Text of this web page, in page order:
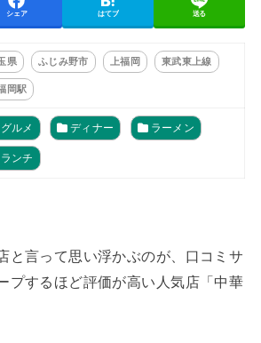
シェア はてブ 送る
県 ふじみ野市 上福岡 東武東上線
岡駅
グルメ ディナー ラーメン
ランチ
と言って思い浮かぶのが、口コミサ
プするほど評価が高い人気店「中華